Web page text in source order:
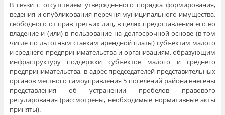
В связи с отсутствием утвержденного порядка формирования,
ведения и опубликования перечня муниципального имущества,
свободного от прав третьих лиц, в целях предоставления его во
владение и (или) в пользование на долгосрочной основе (в том
числе по льготным ставкам арендной платы) субъектам малого
и среднего предпринимательства и организациям, образующим
инфраструктуру поддержки субъектов малого и среднего
предпринимательства, в адрес председателей представительных
органов местного самоуправления 5 поселений района внесены
представления об устранении пробелов правового
регулирования (рассмотрены, необходимые нормативные акты
приняты).